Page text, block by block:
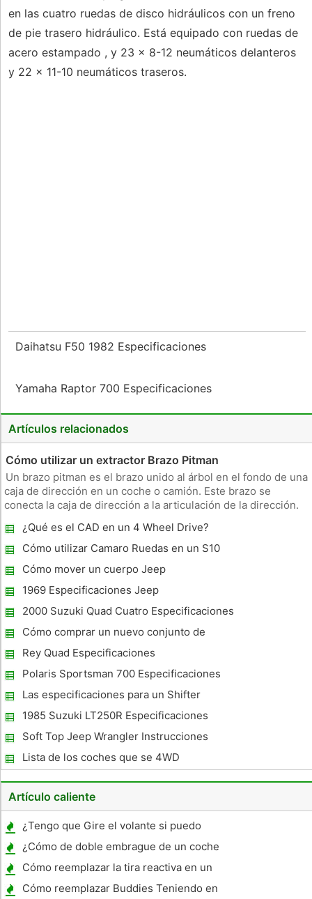
en las cuatro ruedas de disco hidráulicos con un freno
de pie trasero hidráulico. Está equipado con ruedas de
acero estampado , y 23 x 8-12 neumáticos delanteros
y 22 x 11-10 neumáticos traseros.
Daihatsu F50 1982 Especificaciones
Yamaha Raptor 700 Especificaciones
Artículos relacionados
Cómo utilizar un extractor Brazo Pitman
Un brazo pitman es el brazo unido al árbol en el fondo de una
caja de dirección en un coche o camión. Este brazo se
conecta la caja de dirección a la articulación de la dirección.
que debe ser eliminado para que sea posible tomar el brazo
¿Qué es el CAD en un 4 Wheel Drive?
Cómo utilizar Camaro Ruedas en un S10
4X4
Cómo mover un cuerpo Jeep
1969 Especificaciones Jeep
2000 Suzuki Quad Cuatro Especificaciones
del motor
Cómo comprar un nuevo conjunto de
neumáticos para un 4x4
Rey Quad Especificaciones
Polaris Sportsman 700 Especificaciones
Las especificaciones para un Shifter
Deportes en un Subaru Outback 2007
1985 Suzuki LT250R Especificaciones
Soft Top Jeep Wrangler Instrucciones
Lista de los coches que se 4WD
Artículo caliente
¿Tengo que Gire el volante si puedo
reemplazar el embrague?
¿Cómo de doble embrague de un coche
Cómo reemplazar la tira reactiva en un
Hyundai Elantra 1997
Cómo reemplazar Buddies Teniendo en